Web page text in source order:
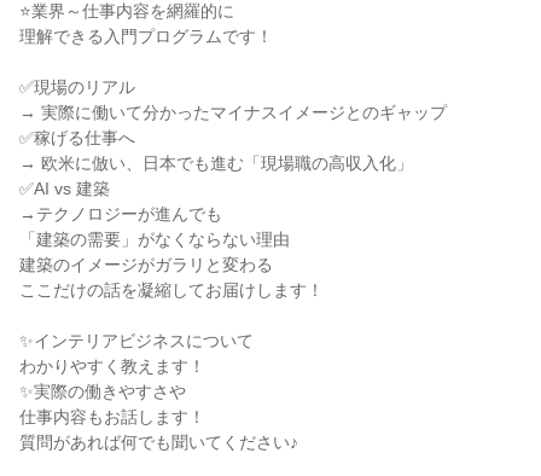
⭐業界～仕事内容を網羅的に
理解できる入門プログラムです！
✅現場のリアル
→ 実際に働いて分かったマイナスイメージとのギャップ
✅稼げる仕事へ
→ 欧米に倣い、日本でも進む「現場職の高収入化」
✅AI vs 建築
→テクノロジーが進んでも
「建築の需要」がなくならない理由
建築のイメージがガラリと変わる
ここだけの話を凝縮してお届けします！
✨インテリアビジネスについて
わかりやすく教えます！
✨実際の働きやすさや
仕事内容もお話します！
質問があれば何でも聞いてください♪